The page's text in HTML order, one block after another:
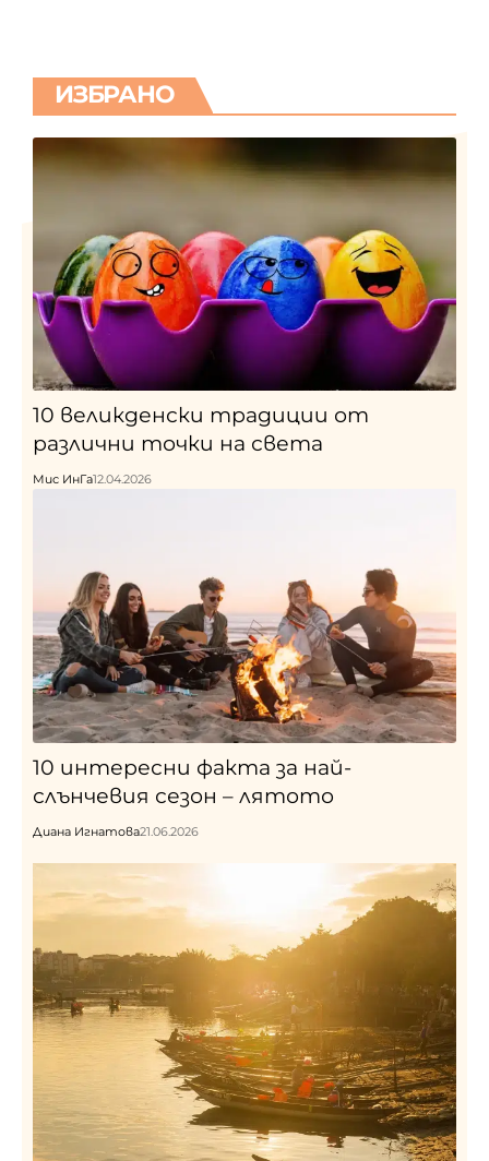
ИЗБРАНО
10 великденски традиции от
различни точки на света
Мис ИнГа12.04.2026
10 интересни факта за най-
слънчевия сезон – лятото
Диана Игнатова21.06.2026